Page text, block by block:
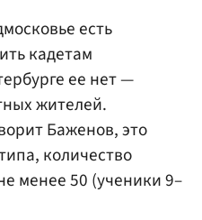
есть
кадетам
ее нет —
жителей.
Баженов, это
количество
менее 50 (ученики 9–